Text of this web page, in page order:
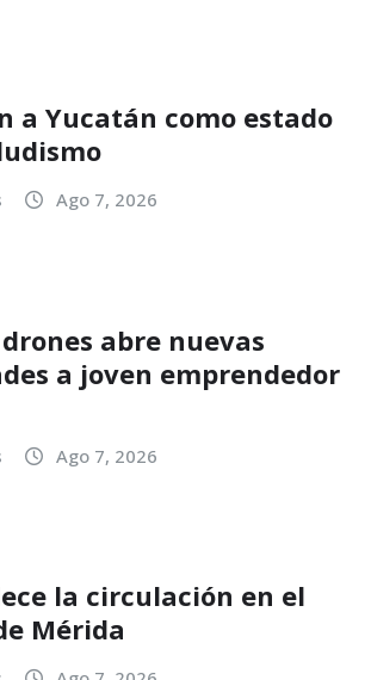
a Yucatán como estado
Ago 7, 2026
abre nuevas
a joven emprendedor
Ago 7, 2026
la circulación en el
Mérida